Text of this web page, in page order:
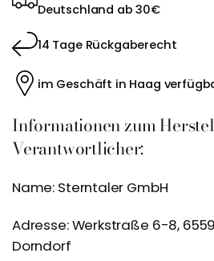
Deutschland ab 30€
14 Tage Rückgaberecht
im Geschäft in Haag
Informationen zum
Verantwortlicher:
Name: Sterntaler GmbH
Adresse: Werkstraße 6-8,
Dorndorf